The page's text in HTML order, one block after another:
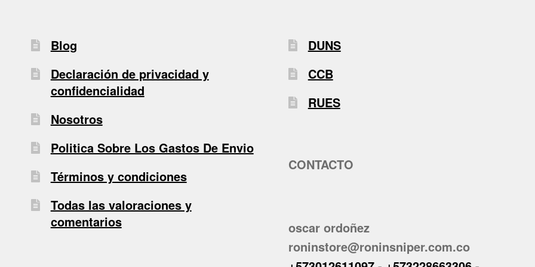
Blog
Declaración de privacidad y
confidencialidad
Nosotros
Politica Sobre Los Gastos De Envio
Términos y condiciones
Todas las valoraciones y
comentarios
DUNS
CCB
RUES
CONTACTO
oscar ordoñez
roninstore@roninsniper.com.co